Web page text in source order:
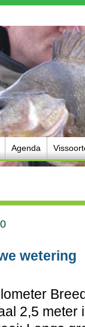
Agenda
wetering
2,5 meter